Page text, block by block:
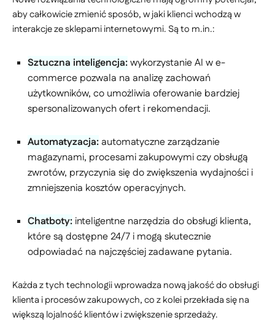
aby całkowicie zmienić sposób, w jaki klienci wchodzą w
interakcje ze sklepami internetowymi. Są to m.in.:
Sztuczna inteligencja:wykorzystanie AI w e-
commerce pozwala na analizę zachowań
użytkowników, co umożliwia oferowanie bardziej
spersonalizowanych ofert i rekomendacji.
Automatyzacja:automatyczne zarządzanie
magazynami, procesami zakupowymi czy obsługą
zwrotów, przyczynia się do zwiększenia wydajności i
zmniejszenia kosztów operacyjnych.
Chatboty: inteligentne narzędzia do obsługi klienta,
które są dostępne 24/7 i mogą skutecznie
odpowiadać na najczęściej zadawane pytania.
Każda z tych technologii wprowadza nową jakość do obsługi
klienta i procesów zakupowych, co z kolei przekłada się na
większą lojalność klientów i zwiększenie sprzedaży.